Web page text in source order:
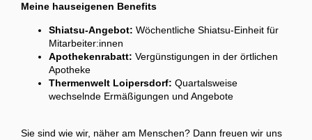
Meine hauseigenen Benefits
Shiatsu-Angebot: Wöchentliche Shiatsu-Einheit für
Mitarbeiter:innen
Apothekenrabatt: Vergünstigungen in der örtlichen
Apotheke
Thermenwelt Loipersdorf: Quartalsweise
wechselnde Ermäßigungen und Angebote
Sie sind wie wir, näher am Menschen? Dann freuen wir uns